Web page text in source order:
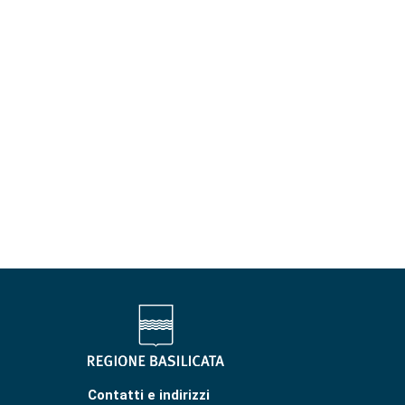
Contatti e indirizzi